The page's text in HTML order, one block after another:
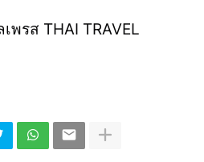
พรส THAI TRAVEL